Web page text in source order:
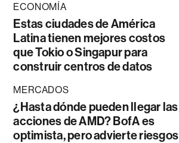
ECONOMÍA
Estas ciudades de América
Latina tienen mejores costos
que Tokio o Singapur para
construir centros de datos
MERCADOS
¿Hasta dónde pueden llegar las
acciones de AMD? BofA es
optimista, pero advierte riesgos